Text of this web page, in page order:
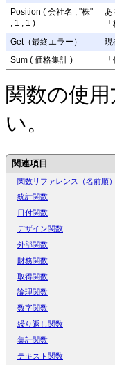
Position ( 会社名 , "株"
, 1 , 1 )
あ
Get（最終エラー）
現
Sum ( 価格集計 )
関数の使
い。
関連項目
関数リファレンス（名前順）
統計関数
日付関数
デザイン関数
外部関数
財務関数
取得関数
論理関数
数字関数
繰り返し関数
集計関数
テキスト関数